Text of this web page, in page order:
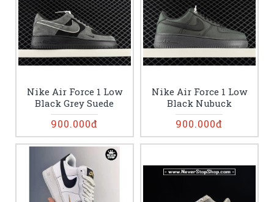
Nike Air Force 1 Low
Black Grey Suede
900.000đ
Nike Air Force 1 Low
Black Nubuck
900.000đ